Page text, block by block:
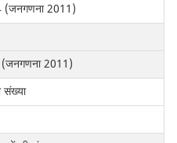
(जनगणना 2011)
2011)
संख्या